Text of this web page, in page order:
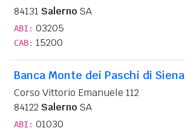
84131 Salerno SA
ABI: 03205
CAB: 15200
Banca Monte dei Paschi di Siena
Corso Vittorio Emanuele 112
84122 Salerno SA
ABI: 01030